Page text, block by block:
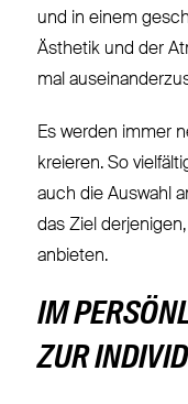
und in einem
Ästhetik und der
mal
Es werden immer
kreieren. So
auch die Auswahl
das Ziel
anbieten.
IM
ZUR